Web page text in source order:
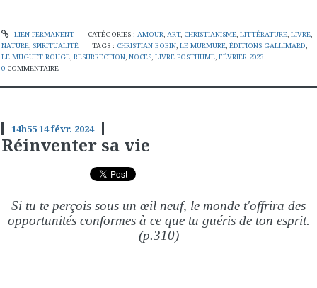
LIEN PERMANENT CATÉGORIES : AMOUR, ART, CHRISTIANISME, LITTÉRATURE, LIVRE,
NATURE, SPIRITUALITÉ TAGS : CHRISTIAN BOBIN,LE MURMURE,ÉDITIONS GALLIMARD,
LE MUGUET ROUGE, RESURRECTION, NOCES, LIVRE POSTHUME, FÉVRIER 2023
0 COMMENTAIRE
14h5514févr. 2024
Réinventer sa vie
Si tu te perçois sous un œil neuf, le monde t'offrira des
opportunités conformes à ce que tu guéris de ton esprit.
(p.310)